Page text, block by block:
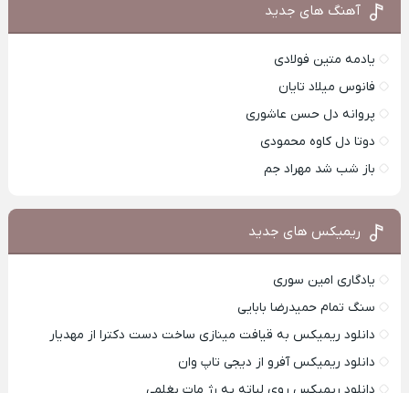
آهنگ های جدید
یادمه متین فولادی
فانوس میلاد تایان
پروانه دل حسن عاشوری
دوتا دل کاوه محمودی
باز شب شد مهراد جم
ریمیکس های جدید
یادگاری امین سوری
سنگ تمام حمیدرضا بابایی
دانلود ریمیکس به قیافت مینازی ساخت دست دکترا از مهدیار
دانلود ریمیکس آفرو از ديجی تاپ وان
دانلود ریمیکس روی لباته یه رژ مات بغلمی